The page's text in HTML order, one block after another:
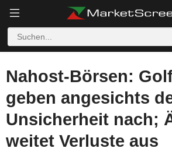
Nahost-Börsen:
geben angesichts
Unsicherheit nach;
weitet Verluste aus